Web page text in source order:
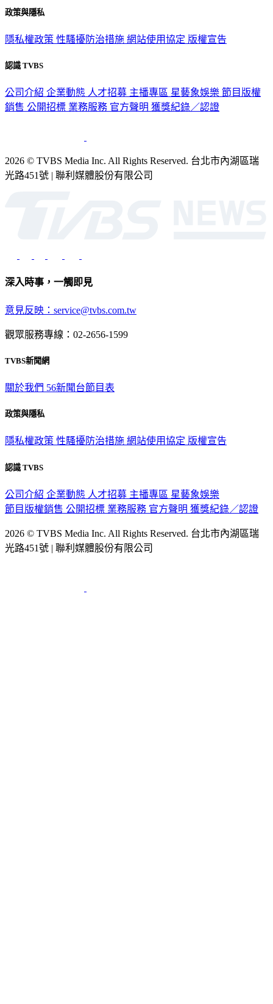
政策與隱私
隱私權政策 性騷擾防治措施 網站使用協定 版權宣告
認識 TVBS
公司介紹 企業動態 人才招募 主播專區 星藝象娛樂 節目版權
銷售 公開招標 業務服務 官方聲明 獲獎紀錄／認證
2026 © TVBS Media Inc. All Rights Reserved. 台北市內湖區瑞
光路451號 | 聯利媒體股份有限公司
深入時事，一觸即見
意見反映：service@tvbs.com.tw
觀眾服務專線：02-2656-1599
TVBS新聞網
關於我們 56新聞台節目表
政策與隱私
隱私權政策 性騷擾防治措施 網站使用協定 版權宣告
認識 TVBS
公司介紹 企業動態 人才招募 主播專區 星藝象娛樂
節目版權銷售 公開招標 業務服務 官方聲明 獲獎紀錄／認證
2026 © TVBS Media Inc. All Rights Reserved. 台北市內湖區瑞
光路451號 | 聯利媒體股份有限公司